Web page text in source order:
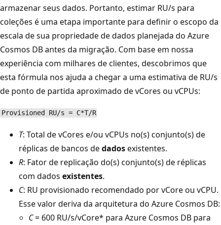
armazenar seus dados. Portanto, estimar RU/s para
coleções é uma etapa importante para definir o escopo da
escala de sua propriedade de dados planejada do Azure
Cosmos DB antes da migração. Com base em nossa
experiência com milhares de clientes, descobrimos que
esta fórmula nos ajuda a chegar a uma estimativa de RU/s
de ponto de partida aproximado de vCores ou vCPUs:
Provisioned RU/s = C*T/R
T: Total de vCores e/ou vCPUs no(s) conjunto(s) de
réplicas de bancos dedadosexistentes.
R: Fator de replicação do(s) conjunto(s) de réplicas
com dados existentes.
C: RU provisionado recomendado por vCore ou vCPU.
Esse valor deriva da arquitetura do Azure Cosmos DB:
C= 600 RU/s/vCore* para Azure Cosmos DB para